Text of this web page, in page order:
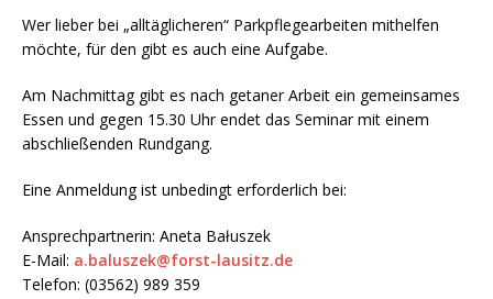
Wer lieber bei „alltäglicheren“ Parkpflegearbeiten mithelfen
möchte, für den gibt es auch eine Aufgabe.
Am Nachmittag gibt es nach getaner Arbeit ein gemeinsames
Essen und gegen 15.30 Uhr endet das Seminar mit einem
abschließenden Rundgang.
Eine Anmeldung ist unbedingt erforderlich bei:
Ansprechpartnerin: Aneta Bałuszek
E-Mail: a.baluszek@forst-lausitz.de
Telefon: (03562) 989 359